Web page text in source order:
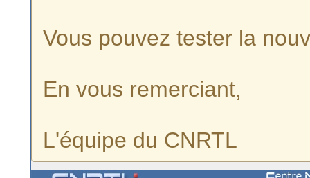
Vous pouvez tester la
En vous remerciant,
L'équipe du CNRTL